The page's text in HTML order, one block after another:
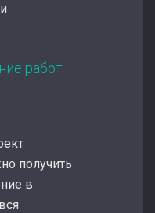
работ –
получить
в